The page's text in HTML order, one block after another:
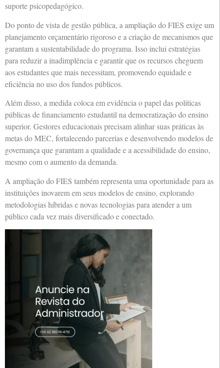
suporte psicopedagógico.
Do ponto de vista de gestão pública, a ampliação do FIES exige um
planejamento orçamentário rigoroso e a criação de mecanismos que
garantam a sustentabilidade do programa. Isso inclui estratégias
para reduzir a inadimplência e garantir que os recursos cheguem
aos estudantes que mais necessitam, promovendo equidade e
eficiência no uso dos fundos públicos.
Além disso, a medida coloca em evidência o papel das políticas
públicas de financiamento estudantil na democratização do ensino
superior. Gestores educacionais precisam alinhar suas práticas às
metas do MEC, fortalecendo parcerias e desenvolvendo modelos de
governança que garantam a qualidade e a acessibilidade do ensino,
mesmo com o aumento da demanda.
A ampliação do FIES também representa uma oportunidade para as
instituições inovarem em seus modelos de ensino, explorando
metodologias híbridas e novas tecnologias para atender a um
público cada vez mais diversificado e conectado.